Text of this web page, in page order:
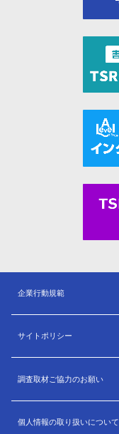
企業行動規範
サイトポリシー
調査取材ご協力のお願い
個人情報の取り扱いについて